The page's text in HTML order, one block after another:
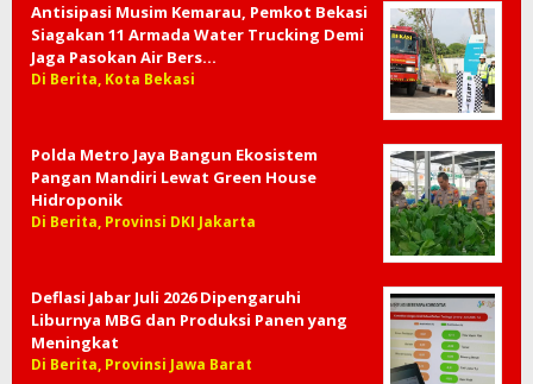
Antisipasi Musim Kemarau, Pemkot Bekasi
Siagakan 11 Armada Water Trucking Demi
Jaga Pasokan Air Bers…
Di Berita, Kota Bekasi
Polda Metro Jaya Bangun Ekosistem
Pangan Mandiri Lewat Green House
Hidroponik
Di Berita, Provinsi DKI Jakarta
Deflasi Jabar Juli 2026 Dipengaruhi
Liburnya MBG dan Produksi Panen yang
Meningkat
Di Berita, Provinsi Jawa Barat